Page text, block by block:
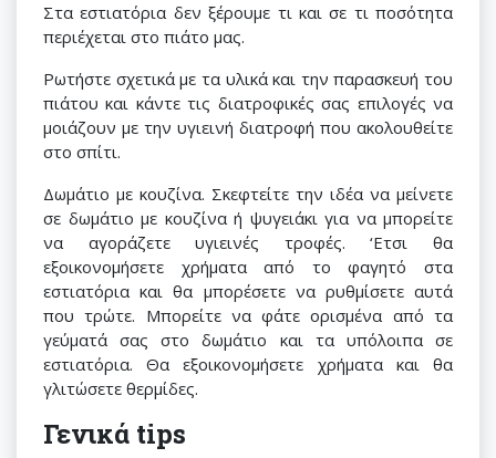
Στα εστιατόρια δεν ξέρουμε τι και σε τι ποσότητα
περιέχεται στο πιάτο μας.
Ρωτήστε σχετικά με τα υλικά και την παρασκευή του
πιάτου και κάντε τις διατροφικές σας επιλογές να
μοιάζουν με την υγιεινή διατροφή που ακολουθείτε
στο σπίτι.
Δωμάτιο με κουζίνα. Σκεφτείτε την ιδέα να μείνετε
σε δωμάτιο με κουζίνα ή ψυγειάκι για να μπορείτε
να αγοράζετε υγιεινές τροφές. ‘Ετσι θα
εξοικονομήσετε χρήματα από το φαγητό στα
εστιατόρια και θα μπορέσετε να ρυθμίσετε αυτά
που τρώτε. Μπορείτε να φάτε ορισμένα από τα
γεύματά σας στο δωμάτιο και τα υπόλοιπα σε
εστιατόρια. Θα εξοικονομήσετε χρήματα και θα
γλιτώσετε θερμίδες.
Γενικά tips